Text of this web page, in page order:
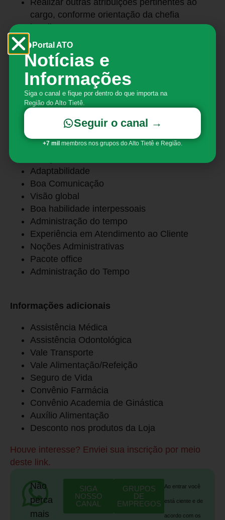
Realizar outras atribuições pertinentes ao
cargo, conforme orientação da chefia
imediata
Requisitos e qualificações
Trabalho em equipe
Flexibilidade
Capacidade de Concentração
Organização
Autonomia
Flexibilidade
Adaptabilidade
Boa Comunicação
Visão global
Boa habilidade interpessoais
Administração do tempo
Experiência em Atendimento ao Cliente
Noções Administrativas
Pacote office
Administração do Tempo
Informações adicionais
Assistência Médica
Assistência Odontológica
Vale Transporte
Vale Alimentação/Refeição
Seguro de Vida
Convênio Farmácia
Convênio Academia de Ginástica
Auxílio Alimentação
Desconto nos produtos da Loja
Houve interesse? Enviei sua inscrição por meio
deste link.
Não
perca
mais
SIGA
NOSSO
CANAL
GRUPOS
DE
EMPREGOS
Ao entrar você
está ciente e de
acordo com os
Portal ATO
Notícias e
Informações
Siga o canal e fique por dentro do que importa na
Região do Alto Tietê.
Seguir o canal →
+7 mil membros nos grupos do Alto Tietê e Região.